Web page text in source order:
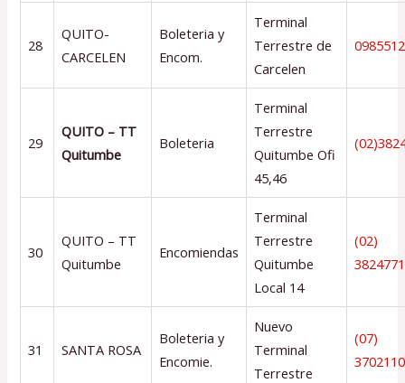
28
QUITO-
CARCELEN
Boleteria y
Encom.
Terminal
Terrestre de
Carcelen
29
QUITO – TT
Quitumbe
Boleteria
Terminal
Terrestre
Quitumbe Ofi
45,46
30
QUITO – TT
Quitumbe
Encomiendas
Terminal
Terrestre
Quitumbe
Local 14
(02)
3824771
31 SANTA ROSA
Boleteria y
Encomie.
Nuevo
Terminal
Terrestre
(07)
3702110